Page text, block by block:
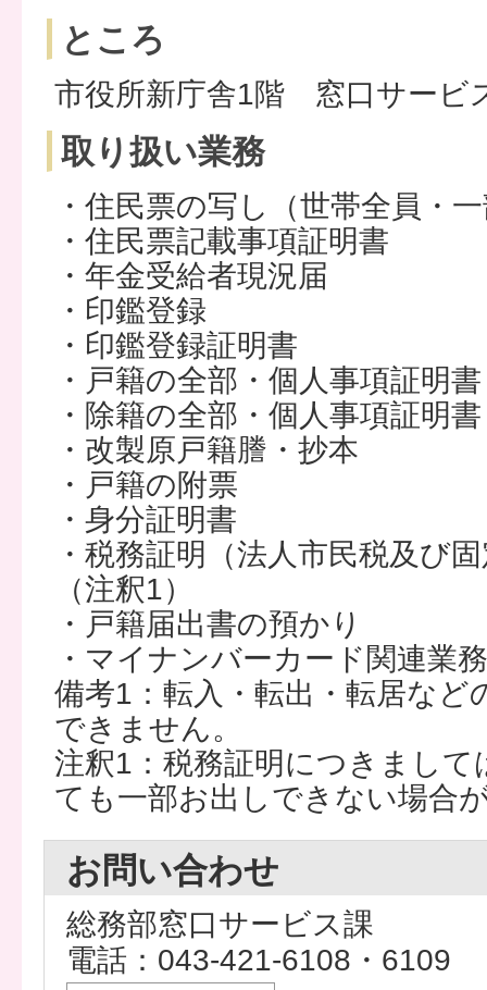
ところ
市役所新庁舎1階 窓口サービ
取り扱い業務
・住民票の写し（世帯全員・
・住民票記載事項証明書
・年金受給者現況届
・印鑑登録
・印鑑登録証明書
・戸籍の全部・個人事項証明
・除籍の全部・個人事項証明
・改製原戸籍謄・抄本
・戸籍の附票
・身分証明書
・税務証明（法人市民税及び
（注釈1）
・戸籍届出書の預かり
・マイナンバーカード関連業務
備考1：転入・転出・転居など
できません。
注釈1：税務証明につきまし
ても一部お出しできない場合
お問い合わせ
総務部窓口サービス課
電話：043-421-6108・6109